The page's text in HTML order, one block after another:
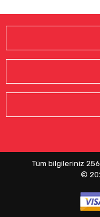
Tüm bilgileriniz
©